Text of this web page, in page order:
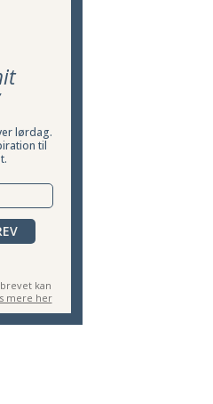
lørdag.
til
kan
mere her